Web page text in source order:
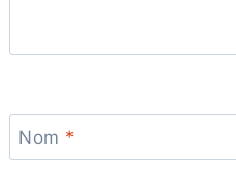
Nom *